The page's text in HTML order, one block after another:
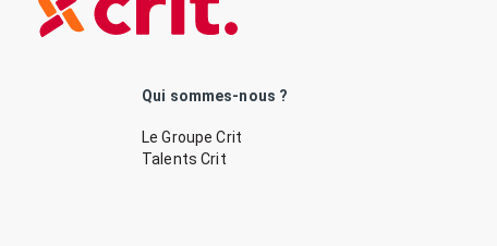
Qui sommes-nous ?
Le Groupe Crit
Talents Crit